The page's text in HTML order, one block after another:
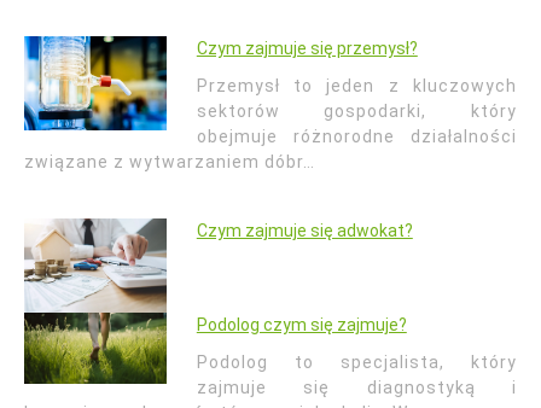
Czym zajmuje się przemysł?
Przemysł to jeden z kluczowych
sektorów gospodarki, który
obejmuje różnorodne działalności
związane z wytwarzaniem dóbr…
Czym zajmuje się adwokat?
Podolog czym się zajmuje?
Podolog to specjalista, który
zajmuje się diagnostyką i